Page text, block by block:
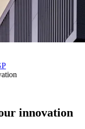
innovation